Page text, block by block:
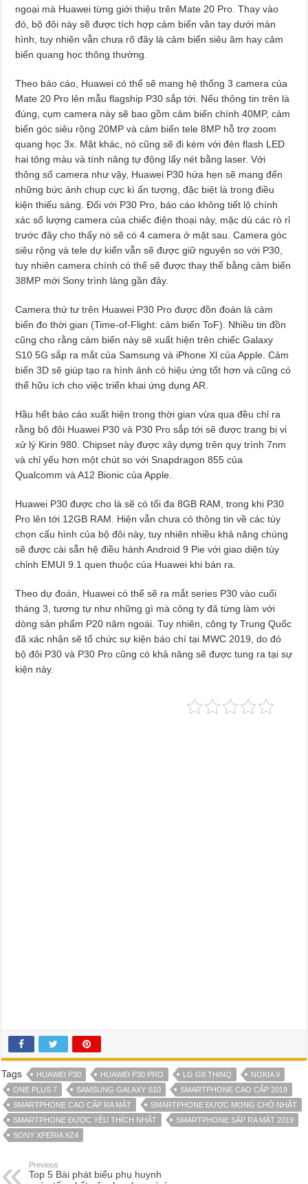
ngoại mà Huawei từng giới thiệu trên Mate 20 Pro. Thay vào
đó, bộ đôi này sẽ được tích hợp cảm biến vân tay dưới màn
hình, tuy nhiên vẫn chưa rõ đây là cảm biến siêu âm hay cảm
biến quang học thông thường.
Theo báo cáo, Huawei có thể sẽ mang hệ thống 3 camera của
Mate 20 Pro lên mẫu flagship P30 sắp tới. Nếu thông tin trên là
đúng, cụm camera này sẽ bao gồm cảm biến chính 40MP, cảm
biến góc siêu rộng 20MP và cảm biến tele 8MP hỗ trợ zoom
quang học 3x. Mặt khác, nó cũng sẽ đi kèm với đèn flash LED
hai tông màu và tính năng tự động lấy nét bằng laser. Với
thông số camera như vậy, Huawei P30 hứa hẹn sẽ mang đến
những bức ảnh chụp cực kì ấn tượng, đặc biệt là trong điều
kiện thiếu sáng. Đối với P30 Pro, báo cáo không tiết lộ chính
xác số lượng camera của chiếc điện thoại này, mặc dù các rò rỉ
trước đây cho thấy nó sẽ có 4 camera ở mặt sau. Camera góc
siêu rộng và tele dự kiến vẫn sẽ được giữ nguyên so với P30,
tuy nhiên camera chính có thể sẽ được thay thế bằng cảm biến
38MP mới Sony trình làng gần đây.
Camera thứ tư trên Huawei P30 Pro được đồn đoán là cảm
biến đo thời gian (Time-of-Flight: cảm biến ToF). Nhiều tin đồn
cũng cho rằng cảm biến này sẽ xuất hiện trên chiếc Galaxy
S10 5G sắp ra mắt của Samsung và iPhone Xl của Apple. Cảm
biến 3D sẽ giúp tạo ra hình ảnh có hiệu ứng tốt hơn và cũng có
thể hữu ích cho việc triển khai ứng dụng AR.
Hầu hết báo cáo xuất hiện trong thời gian vừa qua đều chỉ ra
rằng bộ đôi Huawei P30 và P30 Pro sắp tới sẽ được trang bị vi
xử lý Kirin 980. Chipset này được xây dựng trên quy trình 7nm
và chỉ yếu hơn một chút so với Snapdragon 855 của
Qualcomm và A12 Bionic của Apple.
Huawei P30 được cho là sẽ có tối đa 8GB RAM, trong khi P30
Pro lên tới 12GB RAM. Hiện vẫn chưa có thông tin về các tùy
chọn cấu hình của bộ đôi này, tuy nhiên nhiều khả năng chúng
sẽ được cài sẵn hệ điều hành Android 9 Pie với giao diện tùy
chỉnh EMUI 9.1 quen thuộc của Huawei khi bán ra.
Theo dự đoán, Huawei có thể sẽ ra mắt series P30 vào cuối
tháng 3, tương tự như những gì mà công ty đã từng làm với
dòng sản phẩm P20 năm ngoái. Tuy nhiên, công ty Trung Quốc
đã xác nhận sẽ tổ chức sự kiện báo chí tại MWC 2019, do đó
bộ đôi P30 và P30 Pro cũng có khả năng sẽ được tung ra tại sự
kiện này.
Tags HUAWEI P30 HUAWEI P30 PRO LG G8 THINQ
NOKIA 9
ONE PLUS 7
SAMSUNG GALAXY S10
SMARTPHONE CAO CẤP 2019
SMARTPHONE CAO CẤP RA MẮT
SMARTPHONE ĐƯỢC MONG CHỜ NHẤT
SMARTPHONE ĐƯỢC YÊU THÍCH NHẤT
SMARTPHONE SẮP RA MẮT 2019
SONY XPERIA XZ4
Previous
Top 5 Bài phát biểu phụ huynh